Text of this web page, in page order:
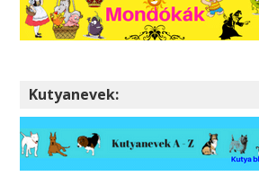
Kutyanevek: